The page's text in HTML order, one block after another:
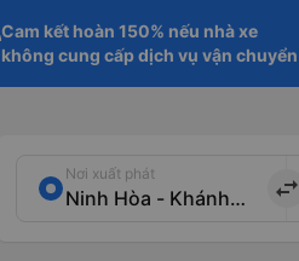
Cam kết hoàn 150% nếu nhà xe
không cung cấp dịch vụ vận
Nơi xuất phát
import_export